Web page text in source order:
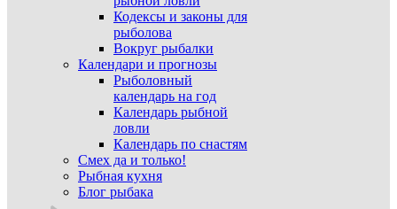
Кодексы и законы для
рыболова
Вокруг рыбалки
Календари и прогнозы
Рыболовный
календарь на год
Календарь рыбной
ловли
Календарь по снастям
Смех да и только!
Рыбная кухня
Блог рыбака